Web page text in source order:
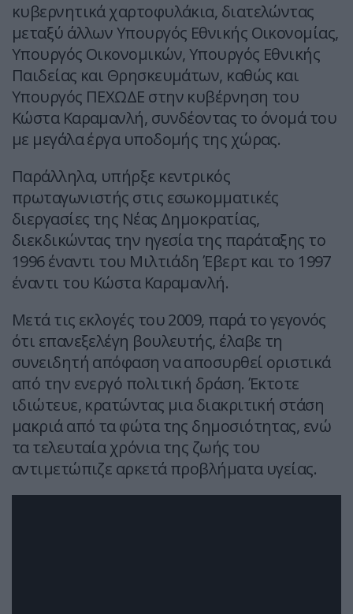
κυβερνητικά χαρτοφυλάκια, διατελώντας
μεταξύ άλλων Υπουργός Εθνικής Οικονομίας,
Υπουργός Οικονομικών, Υπουργός Εθνικής
Παιδείας και Θρησκευμάτων, καθώς και
Υπουργός ΠΕΧΩΔΕ στην κυβέρνηση του
Κώστα Καραμανλή, συνδέοντας το όνομά του
με μεγάλα έργα υποδομής της χώρας.
Παράλληλα, υπήρξε κεντρικός
πρωταγωνιστής στις εσωκομματικές
διεργασίες της Νέας Δημοκρατίας,
διεκδικώντας την ηγεσία της παράταξης το
1996 έναντι του Μιλτιάδη Έβερτ και το 1997
έναντι του Κώστα Καραμανλή.
Μετά τις εκλογές του 2009, παρά το γεγονός
ότι επανεξελέγη βουλευτής, έλαβε τη
συνειδητή απόφαση να αποσυρθεί οριστικά
από την ενεργό πολιτική δράση. Έκτοτε
ιδιώτευε, κρατώντας μια διακριτική στάση
μακριά από τα φώτα της δημοσιότητας, ενώ
τα τελευταία χρόνια της ζωής του
αντιμετώπιζε αρκετά προβλήματα υγείας.